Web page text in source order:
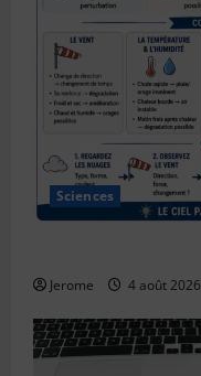
Sciences
Jerome 4 août 2026